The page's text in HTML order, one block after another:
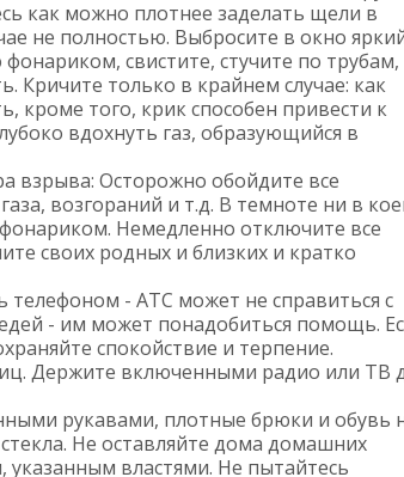
как можно плотнее заделать щели в
не полностью. Выбросите в окно
свистите, стучите по трубам,
Кричите только в крайнем случае: как
кроме того, крик способен привести к
вдохнуть газ, образующийся в
взрыва: Осторожно обойдите все
возгораний и т.д. В темноте ни в
фонариком. Немедленно отключите все
своих родных и близких и кратко
телефоном - АТС может не справиться с
- им может понадобиться помощь.
спокойствие и терпение.
Держите включенными радио или ТВ
рукавами, плотные брюки и обувь
Не оставляйте дома домашних
властями. Не пытайтесь